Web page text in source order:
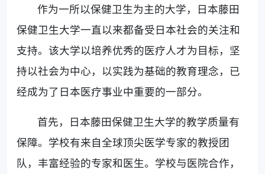
作为一所以保健卫生为主的大学，日本藤田
保健卫生大学一直以来都备受日本社会的关注和
支持。该大学以培养优秀的医疗人才为目标，坚
持以社会为中心，以实践为基础的教育理念，已
经成为了日本医疗事业中重要的一部分。
首先，日本藤田保健卫生大学的教学质量有
保障。学校有来自全球顶尖医学专家的教授团
队，丰富经验的专家和医生。学校与医院合作，